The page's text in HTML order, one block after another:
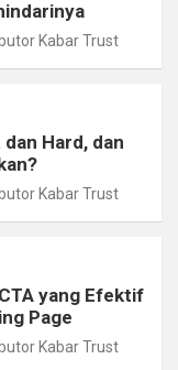
Kabar Trust
Hard, dan
Kabar Trust
yang Efektif
Page
Kabar Trust